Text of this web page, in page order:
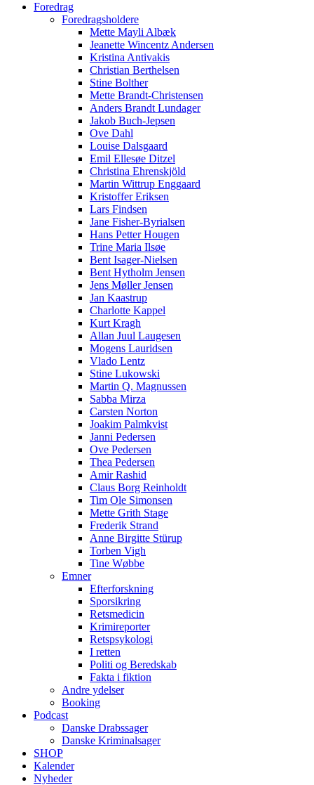
Foredrag
Foredragsholdere
Mette Mayli Albæk
Jeanette Wincentz Andersen
Kristina Antivakis
Christian Berthelsen
Stine Bolther
Mette Brandt-Christensen
Anders Brandt Lundager
Jakob Buch-Jepsen
Ove Dahl
Louise Dalsgaard
Emil Ellesøe Ditzel
Christina Ehrenskjöld
Martin Wittrup Enggaard
Kristoffer Eriksen
Lars Findsen
Jane Fisher-Byrialsen
Hans Petter Hougen
Trine Maria Ilsøe
Bent Isager-Nielsen
Bent Hytholm Jensen
Jens Møller Jensen
Jan Kaastrup
Charlotte Kappel
Kurt Kragh
Allan Juul Laugesen
Mogens Lauridsen
Vlado Lentz
Stine Lukowski
Martin Q. Magnussen
Sabba Mirza
Carsten Norton
Joakim Palmkvist
Janni Pedersen
Ove Pedersen
Thea Pedersen
Amir Rashid
Claus Borg Reinholdt
Tim Ole Simonsen
Mette Grith Stage
Frederik Strand
Anne Birgitte Stürup
Torben Vigh
Tine Wøbbe
Emner
Efterforskning
Sporsikring
Retsmedicin
Krimireporter
Retspsykologi
I retten
Politi og Beredskab
Fakta i fiktion
Andre ydelser
Booking
Podcast
Danske Drabssager
Danske Kriminalsager
SHOP
Kalender
Nyheder